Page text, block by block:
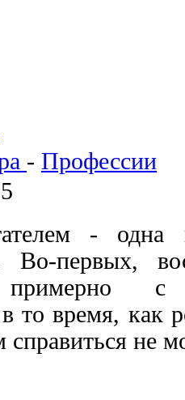
- Профессии
-
Во-первых,
примерно
то время, как
не